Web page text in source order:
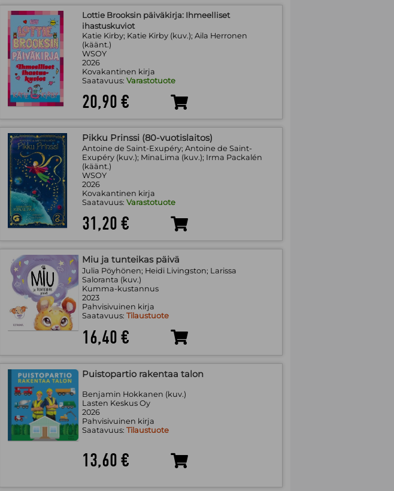
Lottie Brooksin päiväkirja: Ihmeelliset
ihastuskuviot
Katie Kirby; Katie Kirby (kuv.); Aila Herronen
(käänt.)
WSOY
2026
Kovakantinen kirja
Saatavuus:Varastotuote
20,90 €
Pikku Prinssi (80-vuotislaitos)
Antoine de Saint-Exupéry; Antoine de Saint-
Exupéry (kuv.); MinaLima (kuv.); Irma Packalén
(käänt.)
WSOY
2026
Kovakantinen kirja
Saatavuus:Varastotuote
31,20 €
Miu ja tunteikas päivä
Julia Pöyhönen; Heidi Livingston; Larissa
Saloranta (kuv.)
Kumma-kustannus
2023
Pahvisivuinen kirja
Saatavuus:Tilaustuote
16,40 €
Puistopartio rakentaa talon
Benjamin Hokkanen (kuv.)
Lasten Keskus Oy
2026
Pahvisivuinen kirja
Saatavuus:Tilaustuote
13,60 €